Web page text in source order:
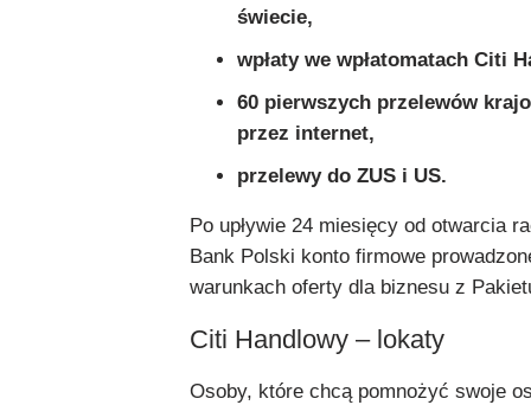
świecie,
wpłaty we wpłatomatach Citi
60 pierwszych przelewów
przez internet,
przelewy do ZUS i US.
Po upływie 24 miesięcy od otwarcia
Bank Polski konto firmowe
warunkach oferty dla biznesu z
Citi Handlowy – lokaty
Osoby, które chcą pomnożyć swoje